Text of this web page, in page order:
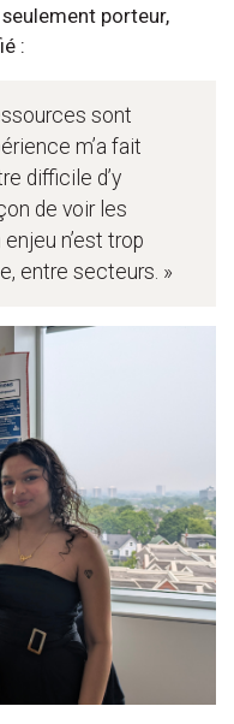
porteur,
:
sont
m’a fait
difficile d’y
de voir les
n’est trop
entre secteurs. »